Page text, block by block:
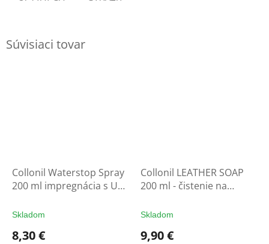
Súvisiaci tovar
Collonil Waterstop Spray
200 ml impregnácia s UV
rukavice
Skladom
8,30 €
Collonil LEATHER SOAP
200 ml - čistenie na
Skladom
9,90 €